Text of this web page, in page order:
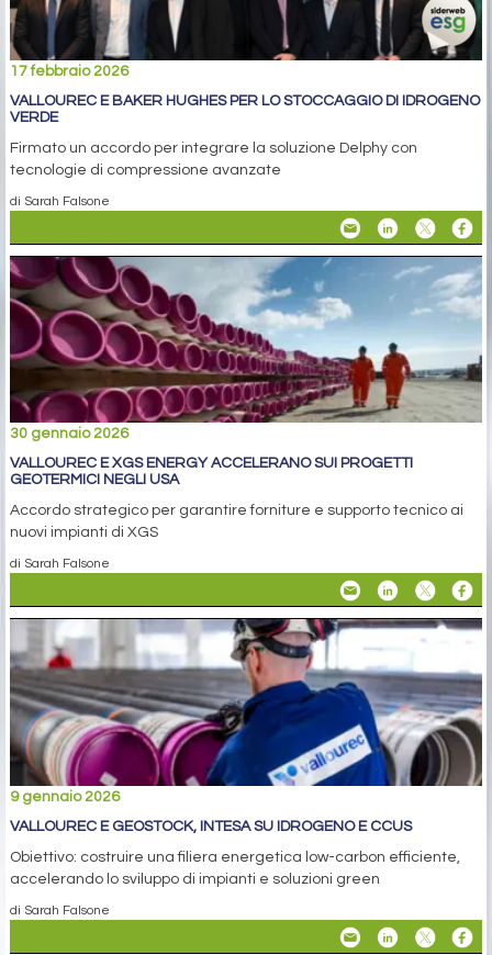
17 febbraio 2026
VALLOUREC E BAKER HUGHES PER LO STOCCAGGIO DI IDROGENO
VERDE
Firmato un accordo per integrare la soluzione Delphy con
tecnologie di compressione avanzate
di Sarah Falsone
30 gennaio 2026
VALLOUREC E XGS ENERGY ACCELERANO SUI PROGETTI
GEOTERMICI NEGLI USA
Accordo strategico per garantire forniture e supporto tecnico ai
nuovi impianti di XGS
di Sarah Falsone
9 gennaio 2026
VALLOUREC E GEOSTOCK, INTESA SU IDROGENO E CCUS
Obiettivo: costruire una filiera energetica low-carbon efficiente,
accelerando lo sviluppo di impianti e soluzioni green
di Sarah Falsone